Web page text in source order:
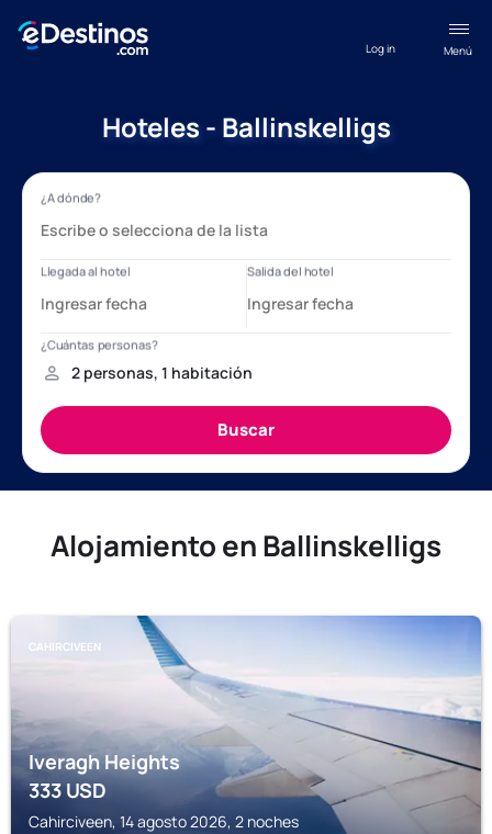
Menú
Log in
Hoteles - Ballinskelligs
Alojamiento en Ballinskelligs
CAHIRCIVEEN
Iveragh Heights
333USD
Cahirciveen, 14 agosto 2026, 2 noches